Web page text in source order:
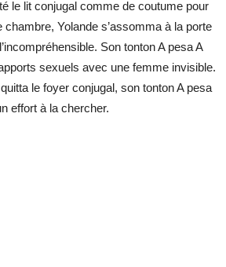
le lit conjugal comme de coutume pour
Yolande s’assomma à la porte
Son tonton A pesa A
sexuels avec une femme invisible.
le foyer conjugal, son tonton A pesa
effort à la chercher.